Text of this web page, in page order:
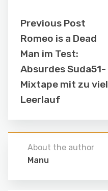
Previous Post
Romeo is a Dead
Man im Test:
Absurdes Suda51-
Mixtape mit zu viel
Leerlauf
About the author
Manu